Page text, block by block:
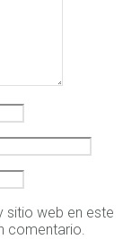
sitio web en este
comentario.